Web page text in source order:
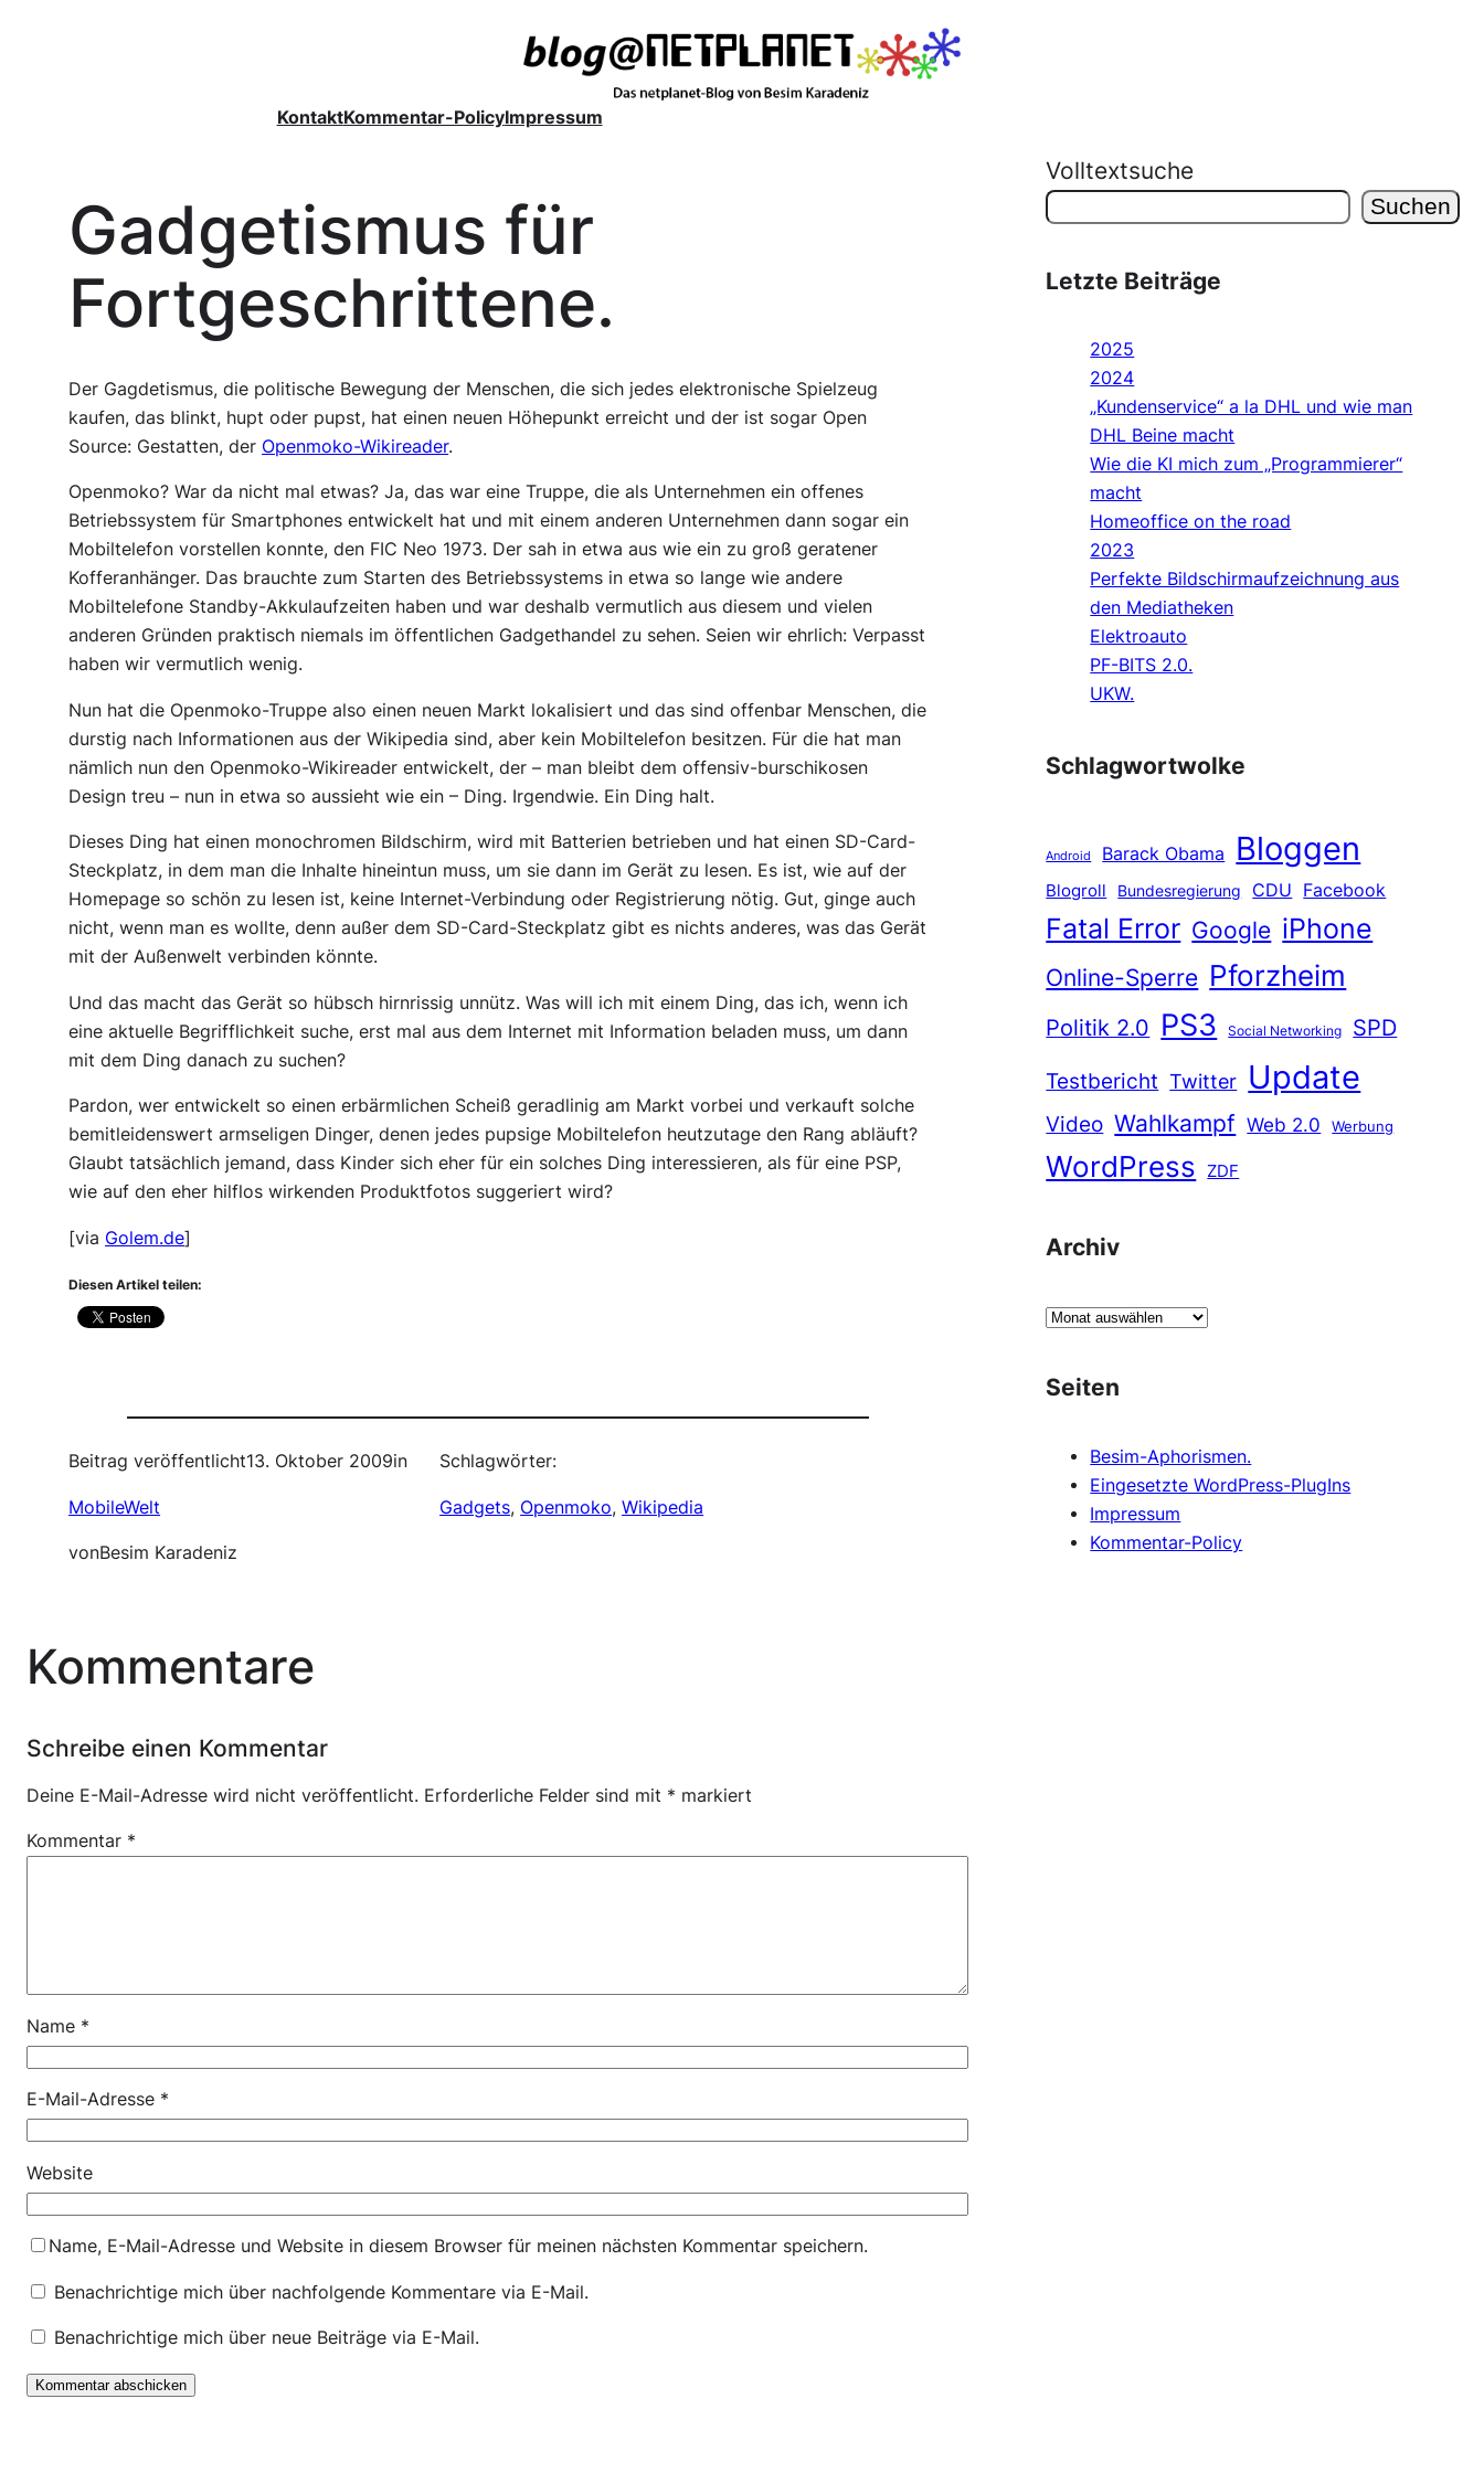
KontaktKommentar-PolicyImpressum
Gadgetismus für
Fortgeschrittene.
Der Gagdetismus, die politische Bewegung der Menschen, die sich jedes elektronische Spielzeug
kaufen, das blinkt, hupt oder pupst, hat einen neuen Höhepunkt erreicht und der ist sogar Open
Source: Gestatten, der Openmoko-Wikireader.
Openmoko? War da nicht mal etwas? Ja, das war eine Truppe, die als Unternehmen ein offenes
Betriebssystem für Smartphones entwickelt hat und mit einem anderen Unternehmen dann sogar ein
Mobiltelefon vorstellen konnte, den FIC Neo 1973. Der sah in etwa aus wie ein zu groß geratener
Kofferanhänger. Das brauchte zum Starten des Betriebssystems in etwa so lange wie andere
Mobiltelefone Standby-Akkulaufzeiten haben und war deshalb vermutlich aus diesem und vielen
anderen Gründen praktisch niemals im öffentlichen Gadgethandel zu sehen. Seien wir ehrlich: Verpasst
haben wir vermutlich wenig.
Nun hat die Openmoko-Truppe also einen neuen Markt lokalisiert und das sind offenbar Menschen, die
durstig nach Informationen aus der Wikipedia sind, aber kein Mobiltelefon besitzen. Für die hat man
nämlich nun den Openmoko-Wikireader entwickelt, der – man bleibt dem offensiv-burschikosen
Design treu – nun in etwa so aussieht wie ein – Ding. Irgendwie. Ein Ding halt.
Dieses Ding hat einen monochromen Bildschirm, wird mit Batterien betrieben und hat einen SD-Card-
Steckplatz, in dem man die Inhalte hineintun muss, um sie dann im Gerät zu lesen. Es ist, wie auf der
Homepage so schön zu lesen ist, keine Internet-Verbindung oder Registrierung nötig. Gut, ginge auch
nicht, wenn man es wollte, denn außer dem SD-Card-Steckplatz gibt es nichts anderes, was das Gerät
mit der Außenwelt verbinden könnte.
Und das macht das Gerät so hübsch hirnrissig unnütz. Was will ich mit einem Ding, das ich, wenn ich
eine aktuelle Begrifflichkeit suche, erst mal aus dem Internet mit Information beladen muss, um dann
mit dem Ding danach zu suchen?
Pardon, wer entwickelt so einen erbärmlichen Scheiß geradlinig am Markt vorbei und verkauft solche
bemitleidenswert armseligen Dinger, denen jedes pupsige Mobiltelefon heutzutage den Rang abläuft?
Glaubt tatsächlich jemand, dass Kinder sich eher für ein solches Ding interessieren, als für eine PSP,
wie auf den eher hilflos wirkenden Produktfotos suggeriert wird?
[via Golem.de]
Diesen Artikel teilen:
Beitrag veröffentlicht13. Oktober 2009in
MobileWelt
vonBesim Karadeniz
Schlagwörter:
Gadgets, Openmoko, Wikipedia
Kommentare
Schreibe einen Kommentar
Deine E-Mail-Adresse wird nicht veröffentlicht. Erforderliche Felder sind mit * markiert
Kommentar *
Name *
E-Mail-Adresse *
Website
Name, E-Mail-Adresse und Website in diesem Browser für meinen nächsten Kommentar speichern.
Benachrichtige mich über nachfolgende Kommentare via E-Mail.
Benachrichtige mich über neue Beiträge via E-Mail.
Volltextsuche
Suchen
Letzte Beiträge
2025
2024
„Kundenservice“ a la DHL und wie man
DHL Beine macht
Wie die KI mich zum „Programmierer“
macht
Homeoffice on the road
2023
Perfekte Bildschirmaufzeichnung aus
den Mediatheken
Elektroauto
PF-BITS 2.0.
UKW.
Schlagwortwolke
Android Barack Obama Bloggen
Blogroll Bundesregierung CDU Facebook
Fatal Error Google iPhone
Online-Sperre Pforzheim
Politik 2.0 PS3 Social Networking
SPD
Testbericht Twitter Update
Video Wahlkampf Web 2.0 Werbung
WordPress ZDF
Archiv
A
h
Seiten
Besim-Aphorismen.
Eingesetzte WordPress-PlugIns
Impressum
Kommentar-Policy